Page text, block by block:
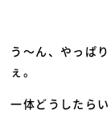
う～ん、やっぱ
ぇ。
一体どうしたらい